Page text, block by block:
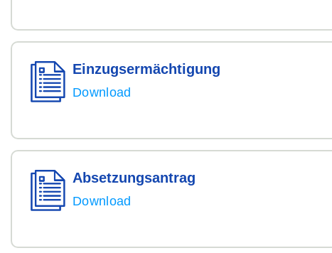
Einzugs­ermächti­gung
Download
Absetzungsantrag
Download